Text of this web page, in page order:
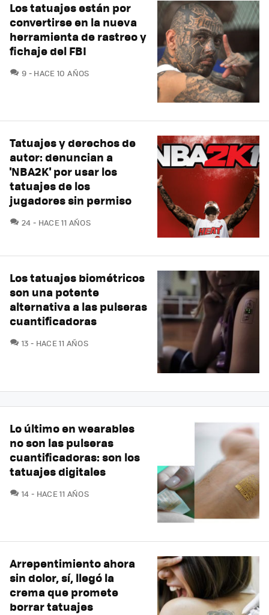
Los tatuajes están por
convertirse en la nueva
herramienta de rastreo y
fichaje del FBI
9 COMENTARIOS
HACE 10 AÑOS
Tatuajes y derechos de
autor: denuncian a
'NBA2K' por usar los
tatuajes de los
jugadores sin permiso
24 COMENTARIOS
HACE 11 AÑOS
Los tatuajes biométricos
son una potente
alternativa a las pulseras
cuantificadoras
13 COMENTARIOS
HACE 11 AÑOS
Lo último en wearables
no son las pulseras
cuantificadoras: son los
tatuajes digitales
14 COMENTARIOS
HACE 11 AÑOS
Arrepentimiento ahora
sin dolor, sí, llegó la
crema que promete
borrar tatuajes